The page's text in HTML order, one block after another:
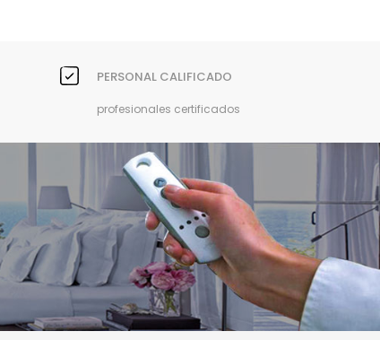
PERSONAL CALIFICADO
profesionales certificados